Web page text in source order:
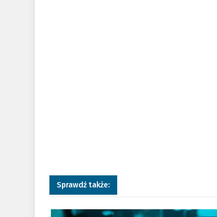
Sprawdź także:
a